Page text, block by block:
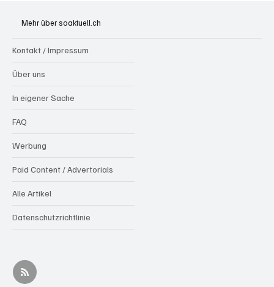
Mehr über soaktuell.ch
Kontakt / Impressum
Über uns
In eigener Sache
FAQ
Werbung
Paid Content / Advertorials
Alle Artikel
Datenschutzrichtlinie